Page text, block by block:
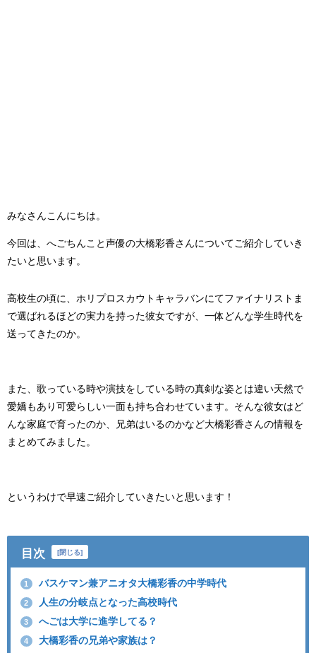
みなさんこんにちは。
今回は、へごちんこと声優の大橋彩香さんについてご紹介していき
たいと思います。
高校生の頃に、ホリプロスカウトキャラバンにてファイナリストま
で選ばれるほどの実力を持った彼女ですが、一体どんな学生時代を
送ってきたのか。
また、歌っている時や演技をしている時の真剣な姿とは違い天然で
愛嬌もあり可愛らしい一面も持ち合わせています。そんな彼女はど
んな家庭で育ったのか、兄弟はいるのかなど大橋彩香さんの情報を
まとめてみました。
というわけで早速ご紹介していきたいと思います！
目次 [閉じる]
1 バスケマン兼アニオタ大橋彩香の中学時代
2 人生の分岐点となった高校時代
3 へごは大学に進学してる？
4 大橋彩香の兄弟や家族は？